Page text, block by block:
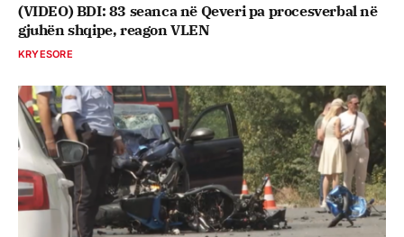
(VIDEO) BDI: 83 seanca në Qeveri pa procesverbal në
gjuhën shqipe, reagon VLEN
KRYESORE